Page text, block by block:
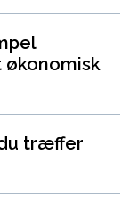
træffer